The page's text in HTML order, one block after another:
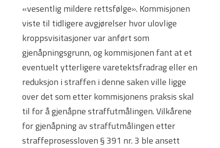
«vesentlig mildere rettsfølge». Kommisjonen
viste til tidligere avgjørelser hvor ulovlige
kroppsvisitasjoner var anført som
gjenåpningsgrunn, og kommisjonen fant at et
eventuelt ytterligere varetektsfradrag eller en
reduksjon i straffen i denne saken ville ligge
over det som etter kommisjonens praksis skal
til for å gjenåpne straffutmålingen. Vilkårene
for gjenåpning av straffutmålingen etter
straffeprosessloven § 391 nr. 3 ble ansett